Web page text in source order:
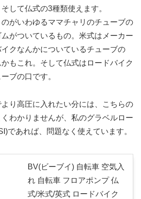
して仏式の3種類使えます。
がいわゆるママチャリのチューブの
がついているもの。米式はメーカー
クなんかについているチューブの
もこれ。そして仏式はロードバイク
ブの口です。
り高圧に入れたい分には、こちらの
わかりませんが、私のグラベルロー
であれば、問題なく使えています。
BV(ビーブイ) 自転車 空気入
れ 自転車 フロアポンプ 仏
式/米式/英式 ロードバイク